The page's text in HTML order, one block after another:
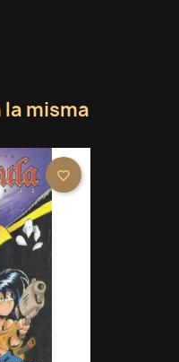
misma
favorite_border